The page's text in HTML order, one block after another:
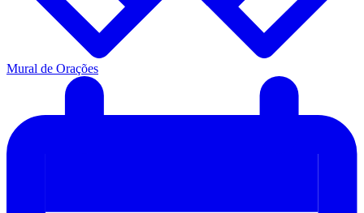
Mural de Orações